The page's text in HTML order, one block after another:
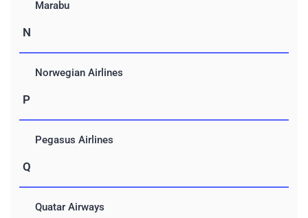
Marabu
N
Norwegian Airlines
P
Pegasus Airlines
Q
Quatar Airways